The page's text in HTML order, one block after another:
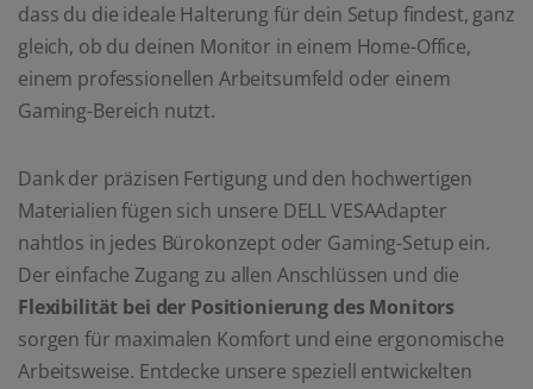
dass du die ideale Halterung für dein Setup findest, ganz
gleich, ob du deinen Monitor in einem Home-Office,
einem professionellen Arbeitsumfeld oder einem
Gaming-Bereich nutzt.
Dank der präzisen Fertigung und den hochwertigen
Materialien fügen sich unsere DELL VESAAdapter
nahtlos in jedes Bürokonzept oder Gaming-Setup ein.
Der einfache Zugang zu allen Anschlüssen und die
Flexibilität bei der Positionierung des Monitors
sorgen für maximalen Komfort und eine ergonomische
Arbeitsweise. Entdecke unsere speziell entwickelten